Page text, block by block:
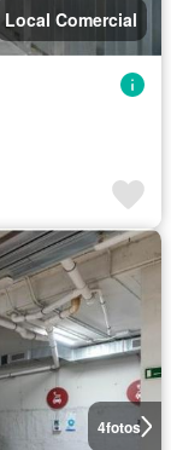
Local Comercial
4fotos